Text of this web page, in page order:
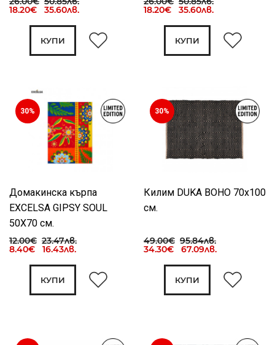
18.20€ 35.60лв.
КУПИ
18.20€ 35.60лв.
КУПИ
30%
Домакинска кърпа
EXCELSA GIPSY SOUL
50X70 см.
12.00€ 23.47лв.
8.40€ 16.43лв.
КУПИ
30%
Килим DUKA BOHO 70x100
см.
49.00€ 95.84лв.
34.30€ 67.09лв.
КУПИ